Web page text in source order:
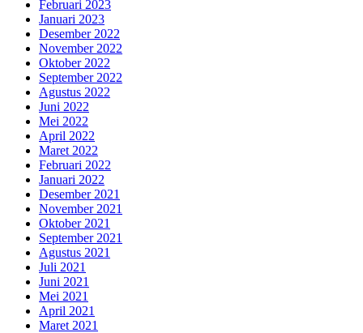
Februari 2023
Januari 2023
Desember 2022
November 2022
Oktober 2022
September 2022
Agustus 2022
Juni 2022
Mei 2022
April 2022
Maret 2022
Februari 2022
Januari 2022
Desember 2021
November 2021
Oktober 2021
September 2021
Agustus 2021
Juli 2021
Juni 2021
Mei 2021
April 2021
Maret 2021